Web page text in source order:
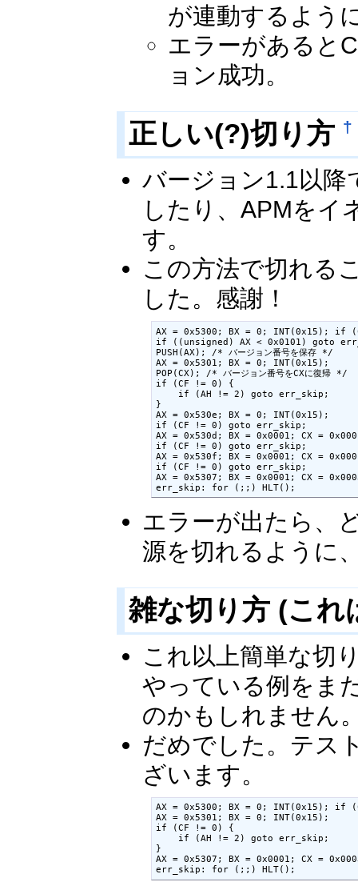
が連動するよう
エラーがあると
ョン成功。
正しい(?)切り方 †
バージョン1.1以
したり、APMをイ
す。
この方法で切れる
した。感謝！
AX = 0x5300; BX = 0; INT(0x15); if
if ((unsigned) AX < 0x0101) goto
PUSH(AX); /* バージョン番号を保存 */
AX = 0x5301; BX = 0; INT(0x15);
POP(CX); /* バージョン番号をCXに復帰 */
if (CF != 0) {
    if (AH != 2) goto err_skip;
}
AX = 0x530e; BX = 0; INT(0x15);
if (CF != 0) goto err_skip;
AX = 0x530d; BX = 0x0001; CX =
if (CF != 0) goto err_skip;
AX = 0x530f; BX = 0x0001; CX =
if (CF != 0) goto err_skip;
AX = 0x5307; BX = 0x0001; CX =
err_skip: for (;;) HLT();
エラーが出たら、
源を切れるように
雑な切り方 (これ
これ以上簡単な切
やっている例をま
のかもしれません
だめでした。テス
ざいます。
AX = 0x5300; BX = 0; INT(0x15); if
AX = 0x5301; BX = 0; INT(0x15);
if (CF != 0) {
    if (AH != 2) goto err_skip;
}
AX = 0x5307; BX = 0x0001; CX =
err_skip: for (;;) HLT();